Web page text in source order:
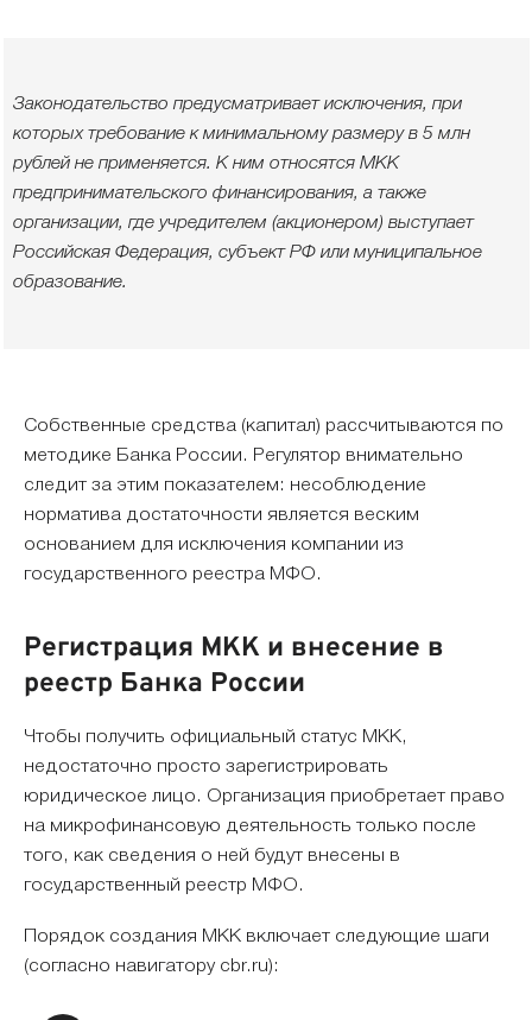
Законодательство предусматривает исключения, при
которых требование к минимальному размеру в 5 млн
рублей не применяется. К ним относятся МКК
предпринимательского финансирования, а также
организации, где учредителем (акционером) выступает
Российская Федерация, субъект РФ или муниципальное
образование.
Собственные средства (капитал) рассчитываются по
методике Банка России. Регулятор внимательно
следит за этим показателем: несоблюдение
норматива достаточности является веским
основанием для исключения компании из
государственного реестра МФО.
Регистрация МКК и внесение в
реестр Банка России
Чтобы получить официальный статус МКК,
недостаточно просто зарегистрировать
юридическое лицо. Организация приобретает право
на микрофинансовую деятельность только после
того, как сведения о ней будут внесены в
государственный реестр МФО.
Порядок создания МКК включает следующие шаги
(согласно навигатору cbr.ru):